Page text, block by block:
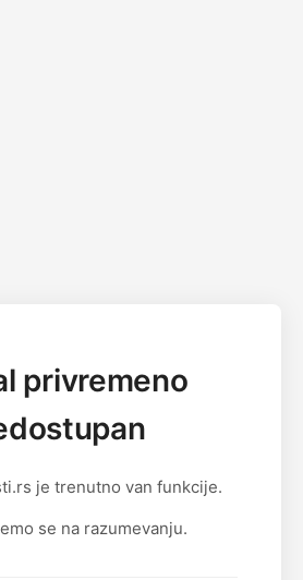
privremeno
je trenutno van funkcije.
se na razumevanju.